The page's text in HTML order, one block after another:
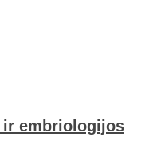
embriologijos